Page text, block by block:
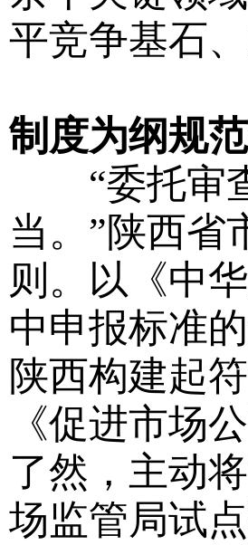
平竞争基石
制度为纲规
“委托审查
当。”陕西省
则。以《中
中申报标准
陕西构建起
《促进市场
了然，主动
场监管局试